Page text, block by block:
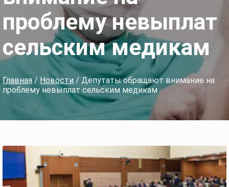
проблему невыплат
сельским медикам
Главная / Новости / Депутаты обращают внимание на
проблему невыплат сельским медикам